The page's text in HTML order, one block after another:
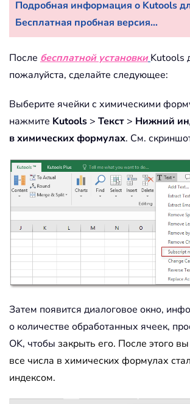
Подробная информация о Kutools
Бесплатная пробная версия...
После бесплатной установки Kutools
пожалуйста, сделайте следующее:
Выберите ячейки с химическими
нажмите Kutools > Текст > Нижний
в химических формулах. См.
Затем появится диалоговое окно,
о количестве обработанных ячеек,
OK, чтобы закрыть его. После этого
все числа в химических формулах
индексом.